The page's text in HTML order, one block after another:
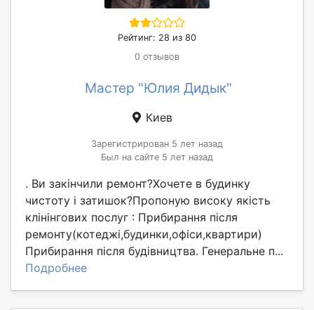
Рейтинг: 28 из 80
0 отзывов
Мастер "Юлия Дидык"
Киев
Зарегистрирован 5 лет назад
Был на сайте 5 лет назад
. Ви закінчили ремонт?Хочете в будинку
чистоту і затишок?Пропоную високу якість
клінінгових послуг : Прибирання після
ремонту(котеджі,будинки,офіси,квартири)
Прибирання після будівництва. Генеральне п...
Подробнее